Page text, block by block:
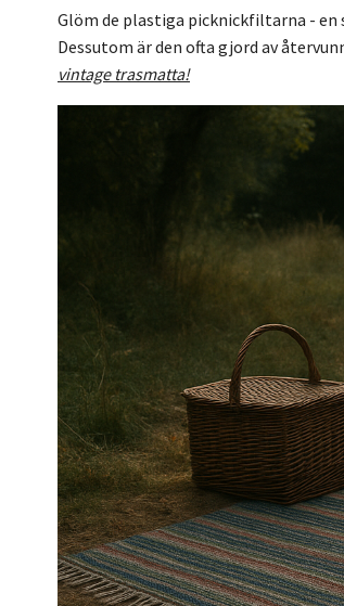
Glöm de plastiga picknickfiltarna -
Dessutom är den ofta gjord av
vintage trasmatta!